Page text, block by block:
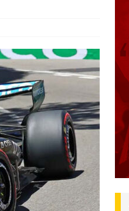
3ro. NOTICIAS
NOTICIAS